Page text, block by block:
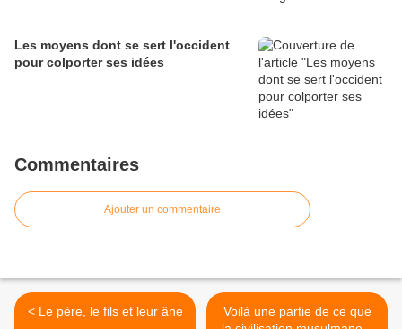
Les moyens dont se sert l'occident
pour colporter ses idées
Commentaires
Ajouter un commentaire
< Le père, le fils et leur âne
Voilà une partie de ce que